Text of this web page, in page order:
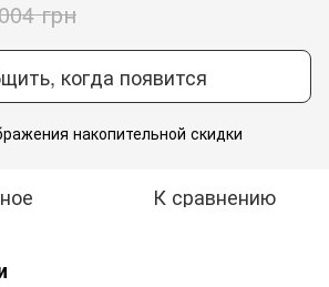
грн
когда появится
накопительной скидки
К сравнению